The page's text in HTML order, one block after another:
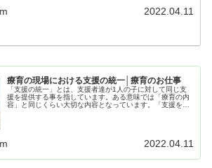
2022.04.11
療育の現場における支援の統一│療育のお仕事
「支援の統一」とは、支援者達が1人の子に対して同じ支
援を提供する事を指しています。ある意味では「療育の内
容」と同じくらい大切な内容となっています。「支援を統
2022.04.11